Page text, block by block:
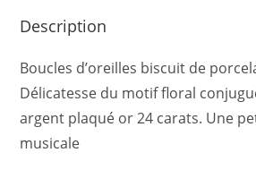
Description
Boucles d’oreilles biscuit de
Délicatesse du motif floral
argent plaqué or 24 carats. Une
musicale